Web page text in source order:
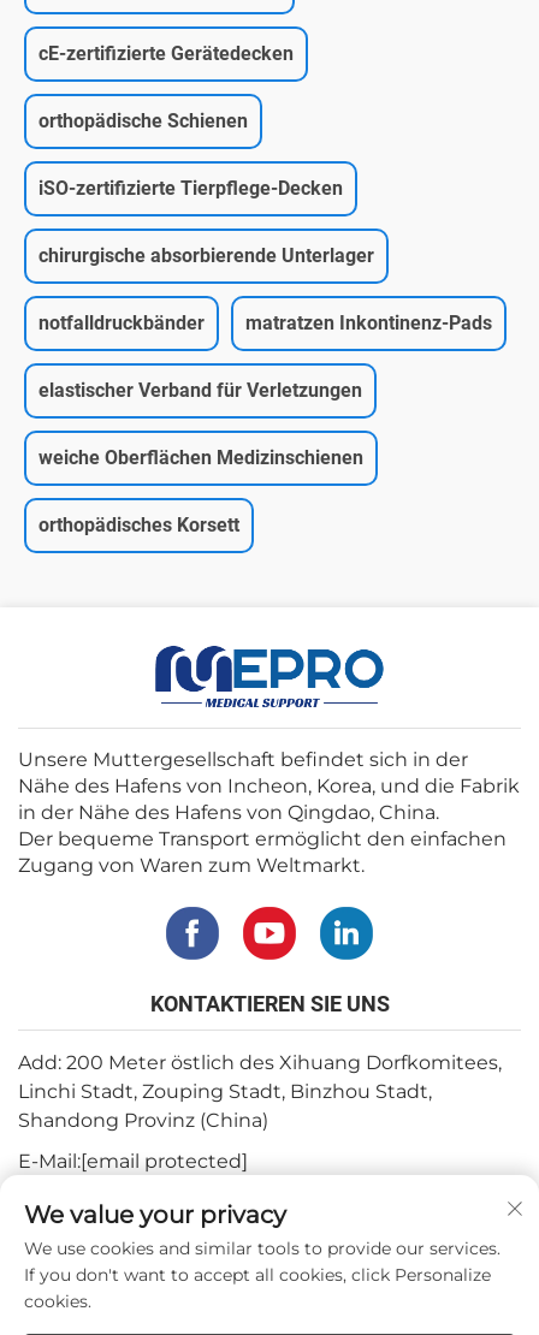
cE-zertifizierte Gerätedecken
orthopädische Schienen
iSO-zertifizierte Tierpflege-Decken
chirurgische absorbierende Unterlager
notfalldruckbänder matratzen Inkontinenz-Pads
elastischer Verband für Verletzungen
weiche Oberflächen Medizinschienen
orthopädisches Korsett
Unsere Muttergesellschaft befindet sich in der
Nähe des Hafens von Incheon, Korea, und die Fabrik
in der Nähe des Hafens von Qingdao, China.
Der bequeme Transport ermöglicht den einfachen
Zugang von Waren zum Weltmarkt.
KONTAKTIEREN SIE UNS
Add: 200 Meter östlich des Xihuang Dorfkomitees,
Linchi Stadt, Zouping Stadt, Binzhou Stadt,
Shandong Provinz (China)
E-Mail:[email protected]
Tel.: +82-3180427370
Telefon: +86-15564344404
WhatsApp: +82-1022396668
We value your privacy
We use cookies and similar tools to provide our services.
If you don't want to accept all cookies, click Personalize
cookies.